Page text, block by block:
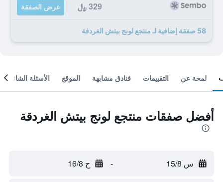
329 ﷼ عرض الصفقة
58 صفقة إضافية لـ منتجع لونج بيتش الغردقة
لمحة عن التقييمات فنادق مشابهة الموقع الأسئلة الشائعة
أفضل صفقات منتجع لونج بيتش الغردقة
س 15/8 - ح 16/8